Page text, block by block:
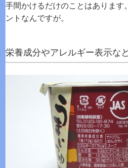
手間かけるだけのことはあります
ントなんですが。
栄養成分やアレルギー表示な